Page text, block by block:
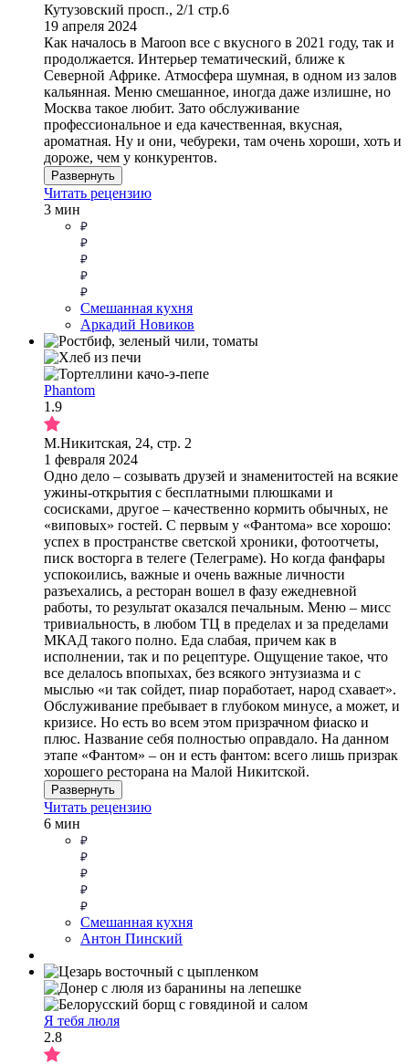
Кутузовский просп., 2/1 стр.6
19 апреля 2024
Как началось в Maroon все с вкусного в 2021 году, так и
продолжается. Интерьер тематический, ближе к
Северной Африке. Атмосфера шумная, в одном из залов
кальянная. Меню смешанное, иногда даже излишне, но
Москва такое любит. Зато обслуживание
профессиональное и еда качественная, вкусная,
ароматная. Ну и они, чебуреки, там очень хороши, хоть и
дороже, чем у конкурентов.
Развернуть
Читать рецензию
3 мин
Смешанная кухня
Аркадий Новиков
Phantom
1.9
М.Никитская, 24, стр. 2
1 февраля 2024
Одно дело – созывать друзей и знаменитостей на всякие
ужины-открытия с бесплатными плюшками и
сосисками, другое – качественно кормить обычных, не
«виповых» гостей. С первым у «Фантома» все хорошо:
успех в пространстве светской хроники, фотоотчеты,
писк восторга в телеге (Телеграме). Но когда фанфары
успокоились, важные и очень важные личности
разъехались, а ресторан вошел в фазу ежедневной
работы, то результат оказался печальным. Меню – мисс
тривиальность, в любом ТЦ в пределах и за пределами
МКАД такого полно. Еда слабая, причем как в
исполнении, так и по рецептуре. Ощущение такое, что
все делалось впопыхах, без всякого энтузиазма и с
мыслью «и так сойдет, пиар поработает, народ схавает».
Обслуживание пребывает в глубоком минусе, а может, и
кризисе. Но есть во всем этом призрачном фиаско и
плюс. Название себя полностью оправдало. На данном
этапе «Фантом» – он и есть фантом: всего лишь призрак
хорошего ресторана на Малой Никитской.
Развернуть
Читать рецензию
6 мин
Смешанная кухня
Антон Пинский
Я тебя люля
2.8